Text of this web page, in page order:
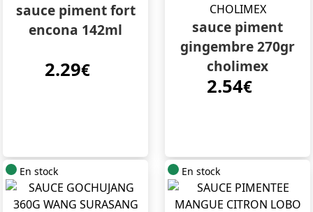
sauce piment fort
encona 142ml
2.29€
sauce piment
gingembre 270gr
cholimex
2.54€
En stock En stock